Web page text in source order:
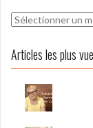
Archives
Articles les plus